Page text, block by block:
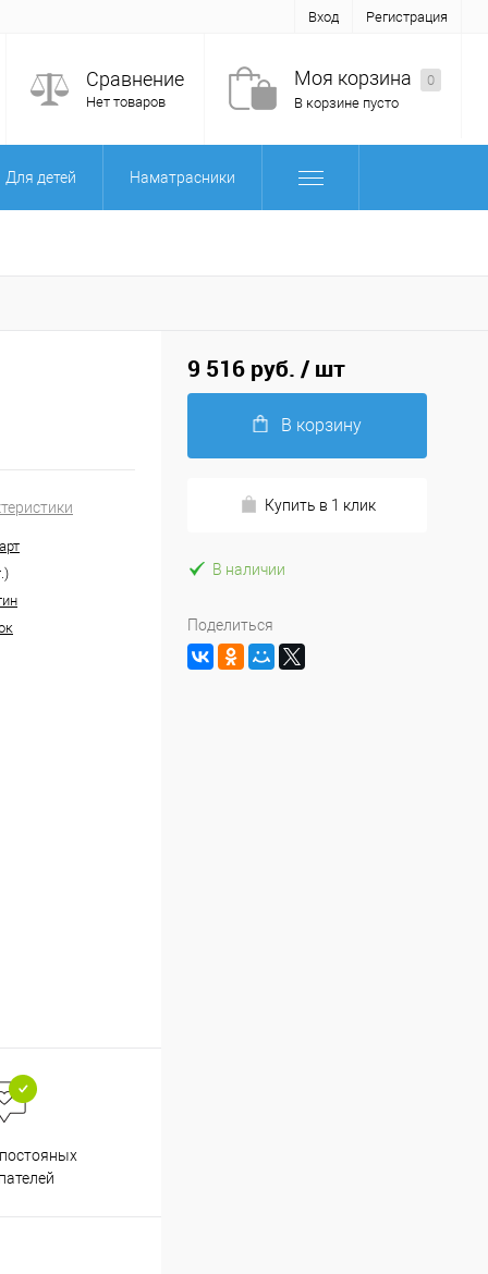
Вход Регистрация
Сравнение
Нет товаров
Моя корзина
0
В корзине пусто
Для детей Наматрасники
9 516 руб. / шт
В корзину
Купить в 1 клик
В наличии
Поделиться